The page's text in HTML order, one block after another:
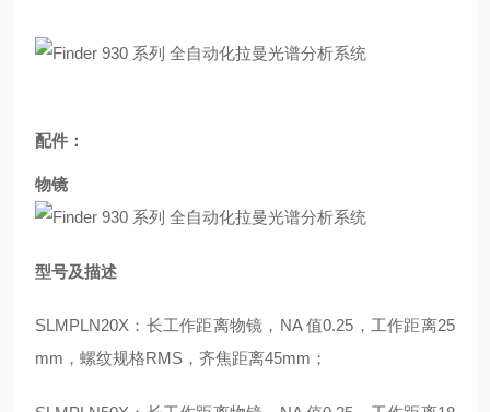
配件：
物镜
型号及描述
SLMPLN20X：长工作距离物镜，NA 值0.25，工作距离25
mm，螺纹规格RMS，齐焦距离45mm；